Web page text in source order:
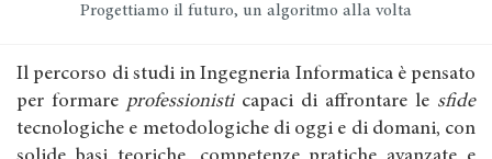
Progettiamo il futuro, un algoritmo alla volta
Il percorso di studi in Ingegneria Informatica è pensato
per formare professionisticapaci di affrontare le sfide
tecnologiche e metodologiche di oggi e di domani, con